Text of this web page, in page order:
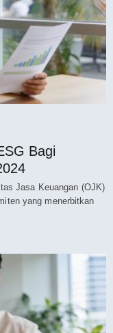
Bagi
Jasa Keuangan (OJK)
yang menerbitkan